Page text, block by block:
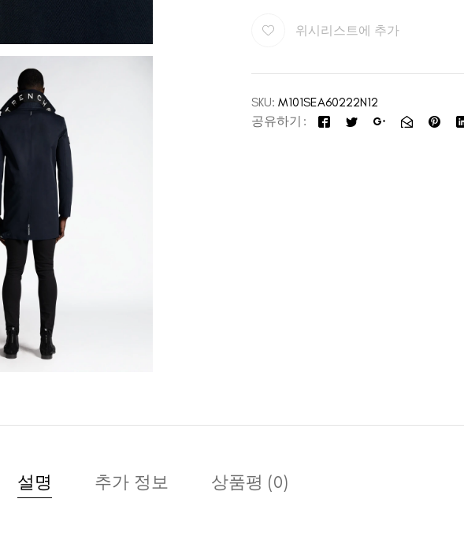
위시리스트에 추가
SKU: M101SEA60222N12
공유하기
설명 추가 정보 상품평 (0)